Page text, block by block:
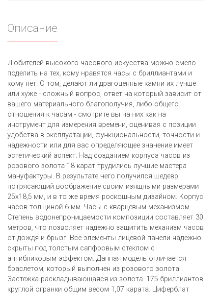
Описание
Любителей высокого часового искусства можно смело
поделить на тех, кому нравятся часы с бриллиантами и
кому нет. О том, делают ли драгоценные камни их лучше
или хуже - сложный вопрос, ответ на который зависит от
вашего материального благополучия, либо общего
отношения к часам - смотрите вы на них как на
инструмент для измерения времени, оценивая с позиции
удобства в эксплуатации, функциональности, точности и
надежности или для вас определяющее значение имеет
эстетический аспект. Над созданием корпуса часов из
розового золота 18 карат трудились лучшие мастера
мануфактуры. В результате чего получился шедевр
потрясающий воображение своим изящными размерами
25х18,5 мм, и в то же время роскошным дизайном. Корпус
часов толщиной 6 мм. Часы с кварцевым механизмом.
Степень водонепроницаемости композиции составляет 30
метров, что позволяет надежно защитить механизм часов
от дождя и брызг. Все элементы лицевой панели надежно
скрыты под толстым сапфровым стеклом с
антибликовым эффектом. Данная модель отличается
браслетом, который выполнен из розового золота.
Застежка раскладывающаяся из золота. 175 бриллиантов
круглой огранки общим весом 1,07 карата. Циферблат